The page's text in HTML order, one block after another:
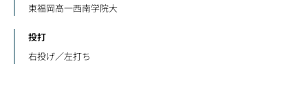
東福岡高一西南学院大
投打
右投げ／左打ち